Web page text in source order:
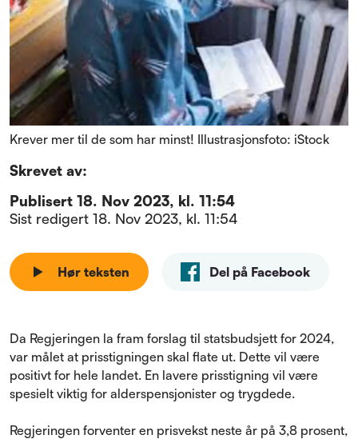
Krever mer til de som har minst! Illustrasjonsfoto: iStock
Skrevet av:
Publisert 18. Nov 2023, kl. 11:54
Sist redigert 18. Nov 2023, kl. 11:54
Hør teksten Del på Facebook
Da Regjeringen la fram forslag til statsbudsjett for 2024,
var målet at prisstigningen skal flate ut. Dette vil være
positivt for hele landet. En lavere prisstigning vil være
spesielt viktig for alderspensjonister og trygdede.
Regjeringen forventer en prisvekst neste år på 3,8 prosent,